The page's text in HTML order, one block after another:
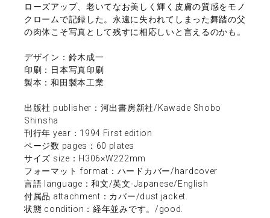
ローズアップ、老いてなお美しく輝く皮膚の質感をモノ
クロームで記録した。永遠に失われてしまった舞踏の父
の肉体こそ写真として残すに相応しいと言えるのかも。
デザイン：鈴木成一
印刷：日本写真印刷
製本：和田製本工業
出版社 publisher：河出書房新社/Kawade Shobo
Shinsha
刊行年 year：1994 First edition
ページ数 pages：60 plates
サイズ size：H306×W222mm
フォーマット format：ハードカバー/hardcover
言語 language：和文/英文-Japanese/English
付属品 attachment：カバー/dust jacket.
状態 condition：経年並みです。/good.